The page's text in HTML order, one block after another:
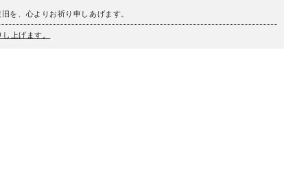
を、心よりお祈り申しあげます。
上げます。